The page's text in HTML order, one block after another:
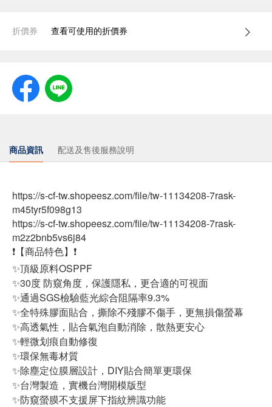
折價券 查看可使用的折價券
商品資訊 配送及售後服務說明
https://s-cf-tw.shopeesz.com/file/tw-11134208-7rask-
m45tyr5f098g13
https://s-cf-tw.shopeesz.com/file/tw-11134208-7rask-
m2z2bnb5vs6j84
❗【商品特色】❗
✨頂級原料OSPPF
✨30度 防窺角度，保護隱私，更合適的可視面
✨通過SGS檢驗藍光綜合阻隔率9.3%
✨全特殊膠面貼合，撕除不殘膠不傷手，更無損傷螢幕
✨高透氣性，貼合氣泡自動消除，散熱更安心
✨輕微划痕自動修復
✨環保無毒材質
✨除塵定位膜層設計，DIY貼合簡單更環保
✨台灣製造，實機台灣開模版型
✨防窺螢膜不支援屏下指紋辨識功能